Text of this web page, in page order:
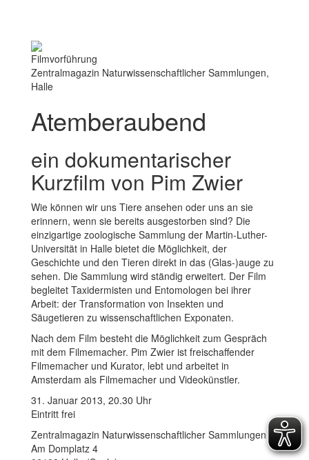
Filmvorführung
Zentralmagazin Naturwissenschaftlicher Sammlungen,
Halle
Atemberaubend
ein dokumentarischer
Kurzfilm von Pim Zwier
Wie können wir uns Tiere ansehen oder uns an sie
erinnern, wenn sie bereits ausgestorben sind? Die
einzigartige zoologische Sammlung der Martin-Luther-
Universität in Halle bietet die Möglichkeit, der
Geschichte und den Tieren direkt in das (Glas-)auge zu
sehen. Die Sammlung wird ständig erweitert. Der Film
begleitet Taxidermisten und Entomologen bei ihrer
Arbeit: der Transformation von Insekten und
Säugetieren zu wissenschaftlichen Exponaten.
Nach dem Film besteht die Möglichkeit zum Gespräch
mit dem Filmemacher. Pim Zwier ist freischaffender
Filmemacher und Kurator, lebt und arbeitet in
Amsterdam als Filmemacher und Videokünstler.
31. Januar 2013, 20.30 Uhr
Eintritt frei
Zentralmagazin Naturwissenschaftlicher Sammlungen
Am Domplatz 4